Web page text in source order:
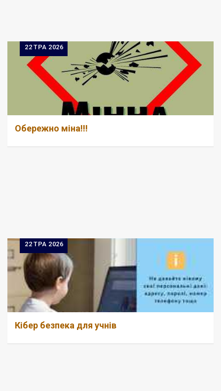
22 ТРА 2026
Обережно міна!!!
22 ТРА 2026
Кібер безпека для учнів